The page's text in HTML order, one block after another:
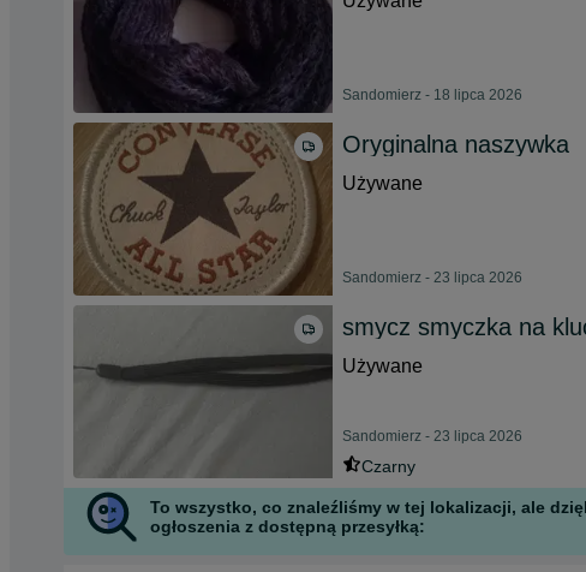
Sandomierz - 18 lipca 2026
Oryginalna naszywka
Używane
Sandomierz - 23 lipca 2026
smycz smyczka na
Używane
Sandomierz - 23 lipca 2026
Czarny
To wszystko, co znaleźliśmy w tej lokalizacji, ale
ogłoszenia z dostępną przesyłką: